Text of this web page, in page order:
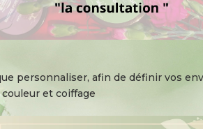
personnaliser, afin de définir vos
et coiffage